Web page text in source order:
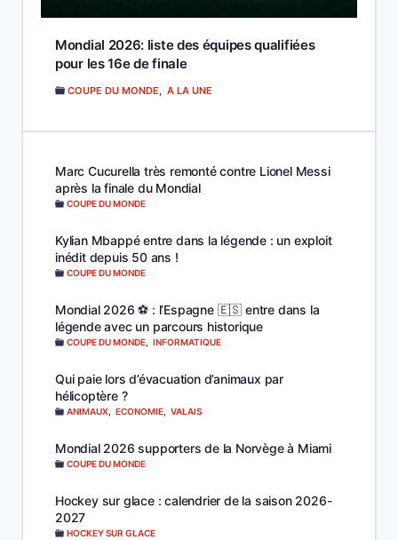
Mondial 2026: liste des équipes qualifiées
pour les 16e de finale
COUPE DU MONDE A LA UNE
Marc Cucurella très remonté contre Lionel Messi
après la finale du Mondial
COUPE DU MONDE
Kylian Mbappé entre dans la légende : un exploit
inédit depuis 50 ans !
COUPE DU MONDE
Mondial 2026 ⚽️ : l’Espagne 🇪🇸 entre dans la
légende avec un parcours historique
COUPE DU MONDE INFORMATIQUE
Qui paie lors d’évacuation d’animaux par
hélicoptère ?
ANIMAUX ECONOMIE VALAIS
Mondial 2026 supporters de la Norvège à Miami
COUPE DU MONDE
Hockey sur glace : calendrier de la saison 2026-
2027
HOCKEY SUR GLACE